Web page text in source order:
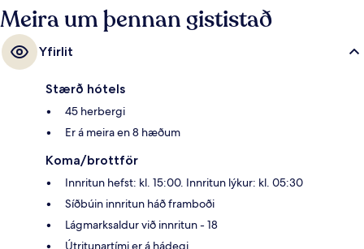
Port lestarstöðin er í 3 mínútna göngufjarlægð og Colbert lestarstöðin í 7
mínútna.
Meira um þennan gististað
Yfirlit
Stærð hótels
45 herbergi
Er á meira en 8 hæðum
Koma/brottför
Innritun hefst: kl. 15:00. Innritun lýkur: kl. 05:30
Síðbúin innritun háð framboði
Lágmarksaldur við innritun - 18
Útritunartími er á hádegi